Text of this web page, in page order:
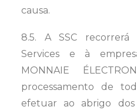
causa.
8.5. A SSC recorrerá
Services e à
MONNAIE
processamento de
efetuar ao abrigo